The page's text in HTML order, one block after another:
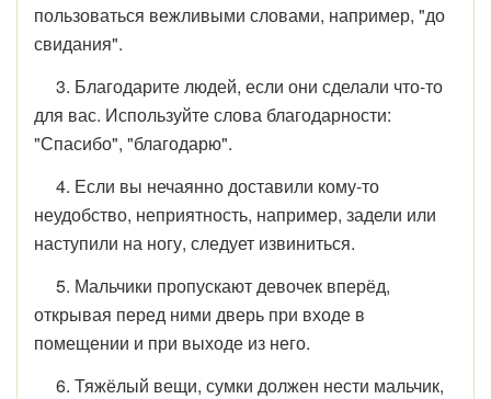
пользоваться вежливыми словами, например, "до
свидания".
3. Благодарите людей, если они сделали что-то
для вас. Используйте слова благодарности:
"Спасибо", "благодарю".
4. Если вы нечаянно доставили кому-то
неудобство, неприятность, например, задели или
наступили на ногу, следует извиниться.
5. Мальчики пропускают девочек вперёд,
открывая перед ними дверь при входе в
помещении и при выходе из него.
6. Тяжёлый вещи, сумки должен нести мальчик,